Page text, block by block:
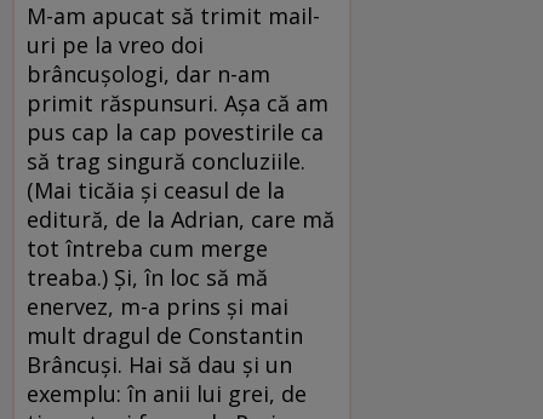
M-am apucat să trimit mail-
uri pe la vreo doi
brâncușologi, dar n-am
primit răspunsuri. Așa că am
pus cap la cap povestirile ca
să trag singură concluziile.
(Mai ticăia și ceasul de la
editură, de la Adrian, care mă
tot întreba cum merge
treaba.) Și, în loc să mă
enervez, m-a prins și mai
mult dragul de Constantin
Brâncuși. Hai să dau și un
exemplu: în anii lui grei, de